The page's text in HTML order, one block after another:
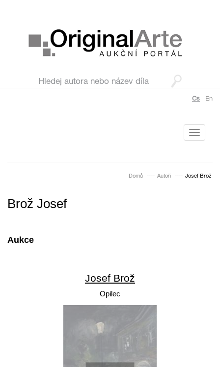
Cs En
Toggle
Domů Autoři Josef Brož
Brož Josef
Aukce
Josef Brož
Opilec